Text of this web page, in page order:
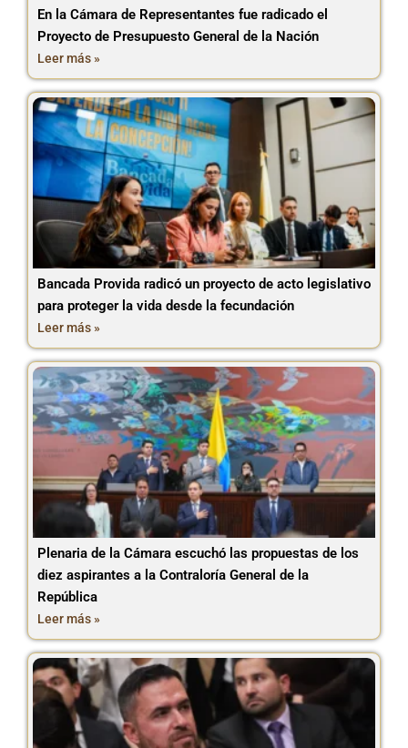
En la Cámara de Representantes fue radicado el
Proyecto de Presupuesto General de la Nación
Leer más »
Bancada Provida radicó un proyecto de acto legislativo
para proteger la vida desde la fecundación
Leer más »
Plenaria de la Cámara escuchó las propuestas de los
diez aspirantes a la Contraloría General de la
República
Leer más »